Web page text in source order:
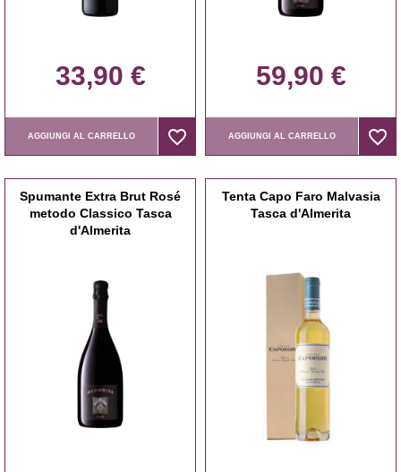
33,90 €
AGGIUNGI AL CARRELLO favorite_border
favorite_border
59,90 €
AGGIUNGI AL CARRELLO favorite_border
favorite_border
Spumante Extra Brut Rosé
metodo Classico Tasca
d'Almerita
Tenta Capo Faro Malvasia
Tasca d'Almerita